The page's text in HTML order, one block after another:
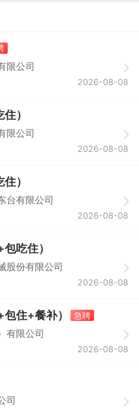
限公司
2026-08-08
）
限公司
2026-08-08
）
台有限公司
2026-08-08
吃住）
股份有限公司
2026-08-08
住+餐补）
急聘
有限公司
2026-08-08
司